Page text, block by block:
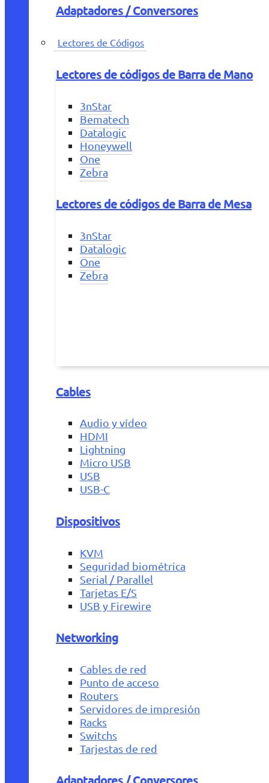
Adaptadores / Conversores
Lectores de Códigos
Lectores de códigos de Barra de Mano
3nStar
Bematech
Datalogic
Honeywell
One
Zebra
Lectores de códigos de Barra de Mesa
3nStar
Datalogic
One
Zebra
Cables
Audio y vídeo
HDMI
Lightning
Micro USB
USB
USB-C
Dispositivos
KVM
Seguridad biométrica
Serial / Parallel
Tarjetas E/S
USB y Firewire
Networking
Cables de red
Punto de acceso
Routers
Servidores de impresión
Racks
Switchs
Tarjestas de red